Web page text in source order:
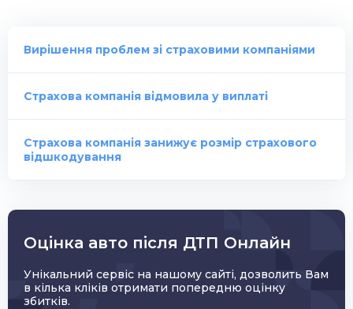
Вирішення проблем зі страховими компаніями
Страхова компанія відмовила у виплаті
Страхова компанія занижує розмір страхового
відшкодування
Оцінка авто після ДТП Онлайн
Унікальний сервіс на нашому сайті, дозволить Вам
в кілька кліків отримати попередню оцінку
збитків.